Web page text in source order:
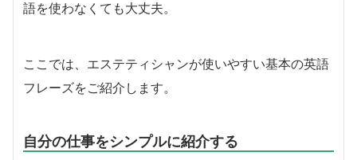
語を使わなくても大丈夫。
ここでは、エステティシャンが使いやすい基本の英語
フレーズをご紹介します。
自分の仕事をシンプルに紹介する